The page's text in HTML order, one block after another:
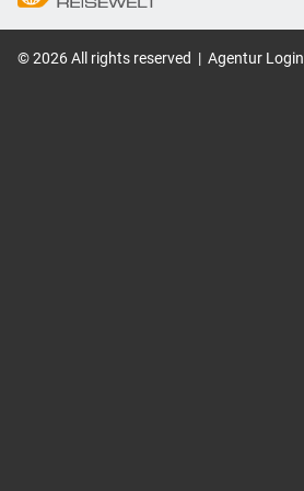
©2026All rights reserved | Agentur Login